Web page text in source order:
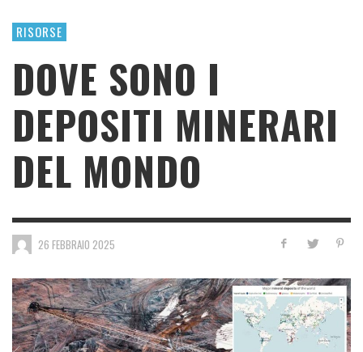
RISORSE
DOVE SONO I
DEPOSITI MINERARI
DEL MONDO
26 FEBBRAIO 2025